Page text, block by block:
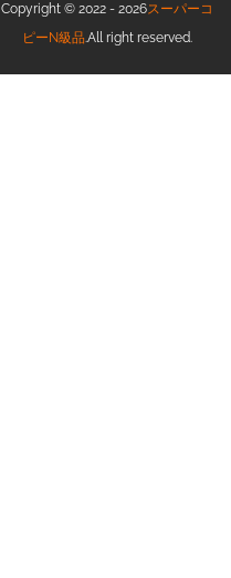
Copyright © 2022 - 2026スーパーコ
ピーN級品.All right reserved.